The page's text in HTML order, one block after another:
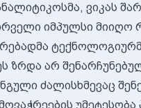
ვიკას
იმპულსი მიიღო
ზრდა არ
ძალისხმევაც